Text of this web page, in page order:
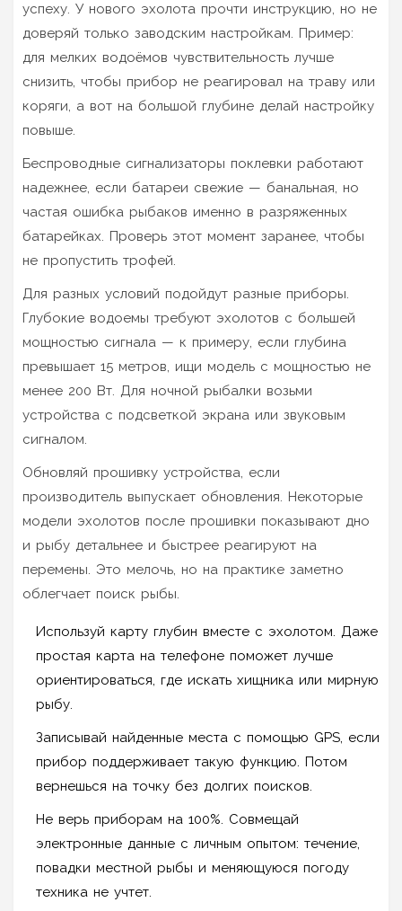
успеху. У нового эхолота прочти инструкцию, но не
доверяй только заводским настройкам. Пример:
для мелких водоёмов чувствительность лучше
снизить, чтобы прибор не реагировал на траву или
коряги, а вот на большой глубине делай настройку
повыше.
Беспроводные сигнализаторы поклевки работают
надежнее, если батареи свежие — банальная, но
частая ошибка рыбаков именно в разряженных
батарейках. Проверь этот момент заранее, чтобы
не пропустить трофей.
Для разных условий подойдут разные приборы.
Глубокие водоемы требуют эхолотов с большей
мощностью сигнала — к примеру, если глубина
превышает 15 метров, ищи модель с мощностью не
менее 200 Вт. Для ночной рыбалки возьми
устройства с подсветкой экрана или звуковым
сигналом.
Обновляй прошивку устройства, если
производитель выпускает обновления. Некоторые
модели эхолотов после прошивки показывают дно
и рыбу детальнее и быстрее реагируют на
перемены. Это мелочь, но на практике заметно
облегчает поиск рыбы.
Используй карту глубин вместе с эхолотом. Даже
простая карта на телефоне поможет лучше
ориентироваться, где искать хищника или мирную
рыбу.
Записывай найденные места с помощью GPS, если
прибор поддерживает такую функцию. Потом
вернешься на точку без долгих поисков.
Не верь приборам на 100%. Совмещай
электронные данные с личным опытом: течение,
повадки местной рыбы и меняющуюся погоду
техника не учтет.